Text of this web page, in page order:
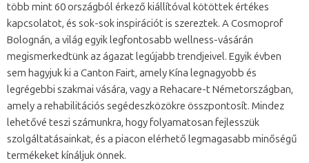
több mint 60 országból érkező kiállítóval kötöttek értékes
kapcsolatot, és sok-sok inspirációt is szereztek. A Cosmoprof
Bolognán, a világ egyik legfontosabb wellness-vásárán
megismerkedtünk az ágazat legújabb trendjeivel. Egyik évben
sem hagyjuk ki a Canton Fairt, amely Kína legnagyobb és
legrégebbi szakmai vására, vagy a Rehacare-t Németországban,
amely a rehabilitációs segédeszközökre összpontosít. Mindez
lehetővé teszi számunkra, hogy folyamatosan fejlesszük
szolgáltatásainkat, és a piacon elérhető legmagasabb minőségű
termékeket kínáljuk önnek.